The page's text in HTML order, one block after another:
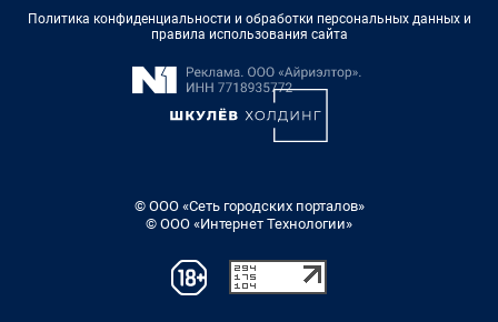
Политика конфиденциальности и обработки персональных данных и
правила использования сайта
© ООО «Сеть городских порталов»
© ООО «Интернет Технологии»